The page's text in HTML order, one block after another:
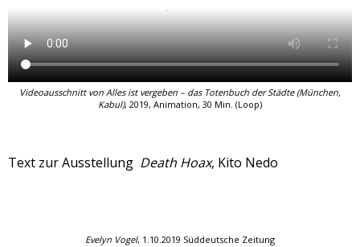
Videoausschnitt von Alles ist vergeben – das Totenbuch der Städte (München,
Kabul), 2019, Animation, 30 Min. (Loop)
Text zur Ausstellung Death Hoax, Kito Nedo
Evelyn Vogel, 1.10.2019 Süddeutsche Zeitung